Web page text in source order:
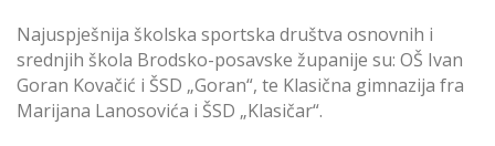
Najuspješnija školska sportska društva osnovnih i
srednjih škola Brodsko-posavske županije su: OŠ Ivan
Goran Kovačić i ŠSD „Goran“, te Klasična gimnazija fra
Marijana Lanosovića i ŠSD „Klasičar“.